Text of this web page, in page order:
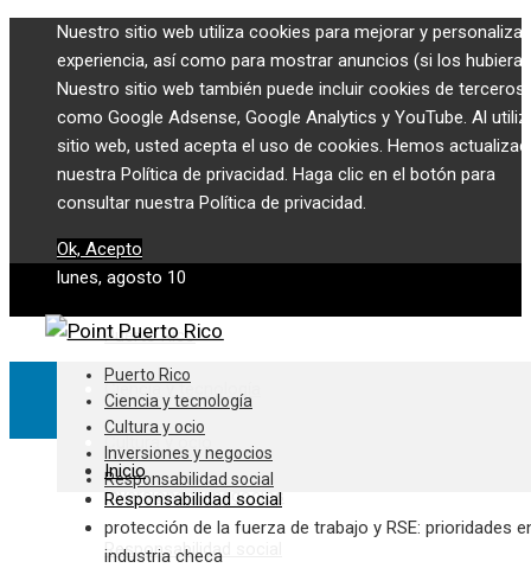
Nuestro sitio web utiliza cookies para mejorar y
experiencia, así como para mostrar anuncios (si los hubiera).
Nuestro sitio web también puede incluir cookies de terceros,
como Google Adsense, Google Analytics y YouTube. Al
sitio web, usted acepta el uso de cookies. Hemos
nuestra Política de privacidad. Haga clic en el botón para
consultar nuestra Política de privacidad.
Ok, Acepto
lunes, agosto 10
Puerto Rico
Ciencia y tecnología
Cultura y ocio
Inversiones y negocios
Responsabilidad social
Puerto Rico
Ciencia y tecnología
Cultura y ocio
Inversiones y negocios
Responsabilidad social
Inicio
Responsabilidad social
protección de la fuerza de trabajo y RSE: prioridades
industria checa